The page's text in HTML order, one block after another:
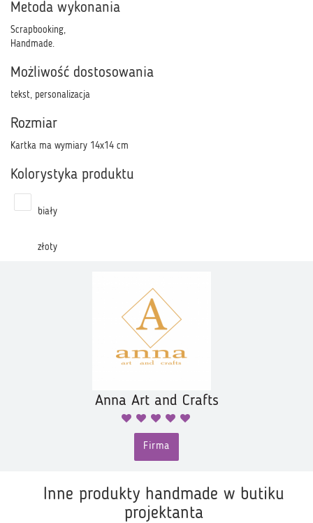
Metoda wykonania
Scrapbooking,
Handmade.
Możliwość dostosowania
tekst, personalizacja
Rozmiar
Kartka ma wymiary 14x14 cm
Kolorystyka produktu
biały
złoty
Anna Art and Crafts
Firma
Inne produkty handmade w butiku
projektanta